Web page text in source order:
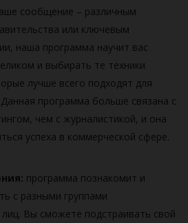
сообщение – различным
или ключевым
наша программа научит вас
и выбирать те техники
лучше всего подходят для
программа больше связана с
чем с журналистикой, и она
успеха в коммерческой сфере.
программа познакомит и
с разными группами
Вы сможете подстраивать свой